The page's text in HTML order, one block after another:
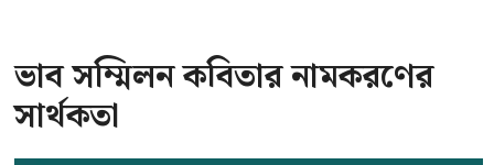
ভাব সম্মিলন কবিতার নামকরণের
সার্থকতা